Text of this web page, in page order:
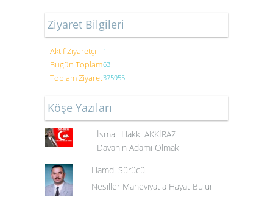
Ziyaret Bilgileri
Aktif Ziyaretçi 1
Bugün Toplam63
Toplam Ziyaret375955
Köşe Yazıları
İsmail Hakkı AKKİRAZ
Davanın Adamı Olmak
Hamdi Sürücü
Nesiller Maneviyatla Hayat Bulur